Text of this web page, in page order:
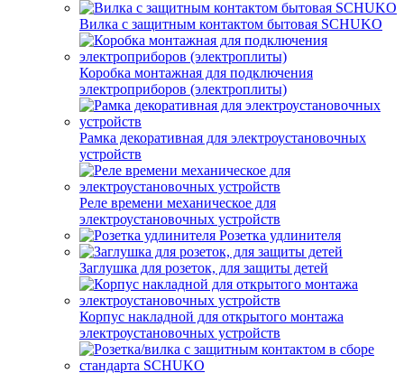
Вилка с защитным контактом бытовая SCHUKO
Коробка монтажная для подключения
электроприборов (электроплиты)
Рамка декоративная для электроустановочных
устройств
Реле времени механическое для
электроустановочных устройств
Розетка удлинителя
Заглушка для розеток, для защиты детей
Корпус накладной для открытого монтажа
электроустановочных устройств